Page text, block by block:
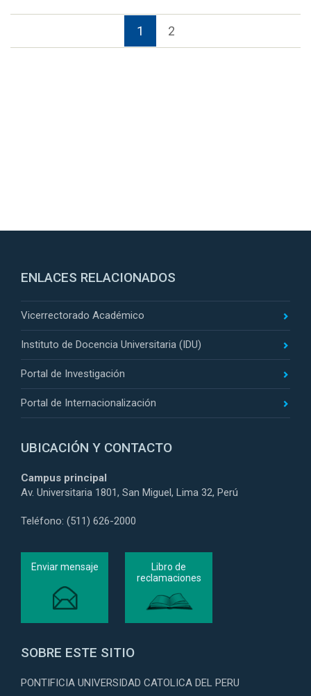
1 2
ENLACES RELACIONADOS
Vicerrectorado Académico
Instituto de Docencia Universitaria (IDU)
Portal de Investigación
Portal de Internacionalización
UBICACIÓN Y CONTACTO
Campus principal
Av. Universitaria 1801, San Miguel, Lima 32, Perú
Teléfono: (511) 626-2000
Enviar mensaje
Libro de
reclamaciones
SOBRE ESTE SITIO
PONTIFICIA UNIVERSIDAD CATOLICA DEL PERU